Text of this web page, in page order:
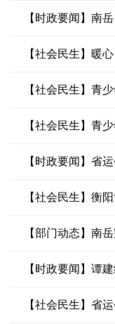
【时政要闻】南
【社会民生】暖
【社会民生】青
【社会民生】青
【时政要闻】省
【社会民生】衡
【部门动态】南
【时政要闻】谭
【社会民生】省